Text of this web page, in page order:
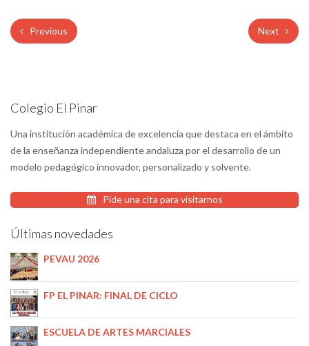
Previous Next
Colegio El Pinar
Una institución académica de excelencia que destaca en el ámbito
de la enseñanza independiente andaluza por el desarrollo de un
modelo pedagógico innovador, personalizado y solvente.
Pide una cita para visitarnos
Últimas novedades
PEVAU 2026
FP EL PINAR: FINAL DE CICLO
ESCUELA DE ARTES MARCIALES